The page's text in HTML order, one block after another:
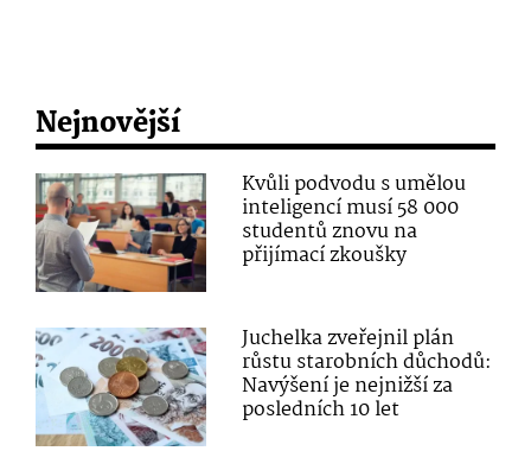
Nejnovější
Kvůli podvodu s umělou
inteligencí musí 58 000
studentů znovu na
přijímací zkoušky
Juchelka zveřejnil plán
růstu starobních důchodů:
Navýšení je nejnižší za
posledních 10 let